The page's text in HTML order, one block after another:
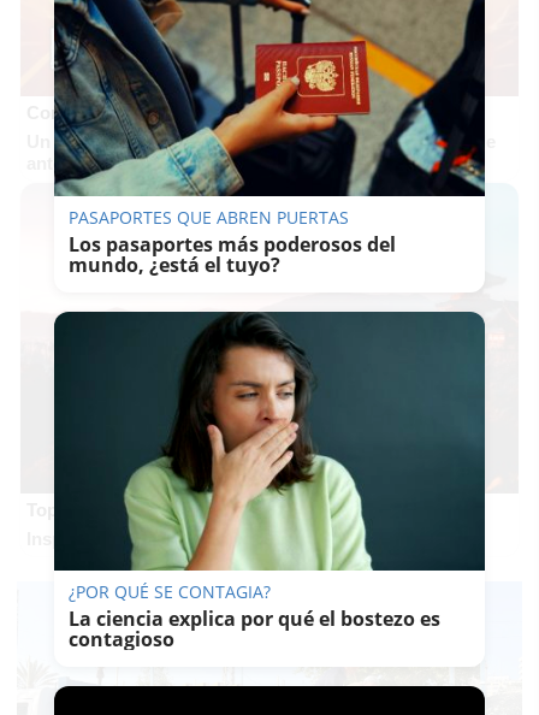
Corepunk MMORPG
Un verdadero MMORPG de la vieja escuela ¡Cómo los de
antes, pero mejor!
Top 2026: destinos clave
Inspírate y elige tu próximo destino para 2026
PASAPORTES QUE ABREN PUERTAS
Los pasaportes más poderosos del
mundo, ¿está el tuyo?
¿POR QUÉ SE CONTAGIA?
La ciencia explica por qué el bostezo es
contagioso